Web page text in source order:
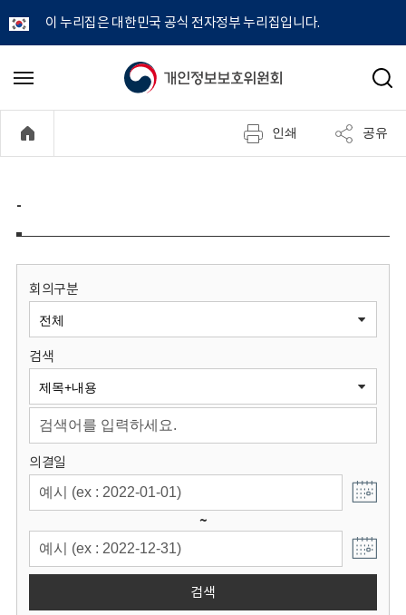
이 누리집은 대한민국 공식 전자정부 누리집입니다.
개
정
보
원
회
메
기
검
인쇄 공유
-
회의구분
검색
의결일
~
검색